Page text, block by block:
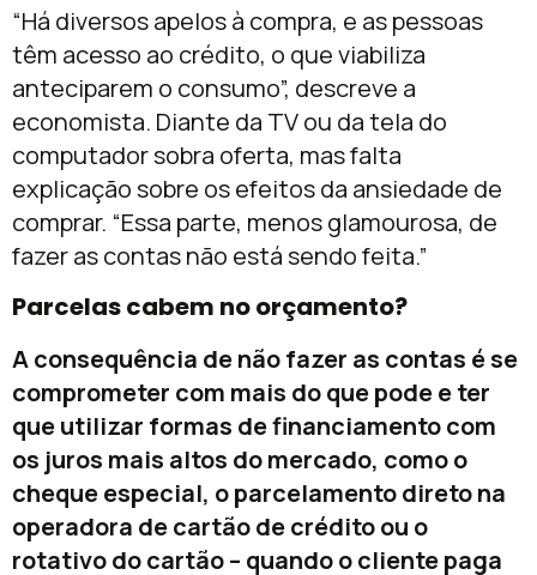
“Há diversos apelos à compra, e as pessoas
têm acesso ao crédito, o que viabiliza
anteciparem o consumo”, descreve a
economista. Diante da TV ou da tela do
computador sobra oferta, mas falta
explicação sobre os efeitos da ansiedade de
comprar. “Essa parte, menos glamourosa, de
fazer as contas não está sendo feita.”
Parcelas cabem no orçamento?
A consequência de não fazer as contas é se
comprometer com mais do que pode e ter
que utilizar formas de financiamento com
os juros mais altos do mercado, como o
cheque especial, o parcelamento direto na
operadora de cartão de crédito ou o
rotativo do cartão – quando o cliente paga